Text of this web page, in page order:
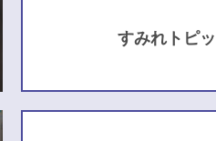
すみれトピ